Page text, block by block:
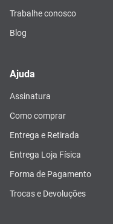
Trabalhe conosco
Blog
Ajuda
Assinatura
Como comprar
Entrega e Retirada
Entrega Loja Física
Forma de Pagamento
Trocas e Devoluções